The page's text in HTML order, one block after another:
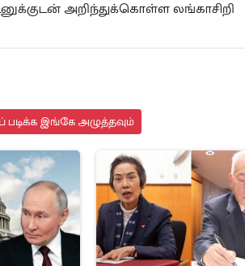
அறிந்துக்கொள்ள லங்காசிறி
இங்கே அழுத்தவும்